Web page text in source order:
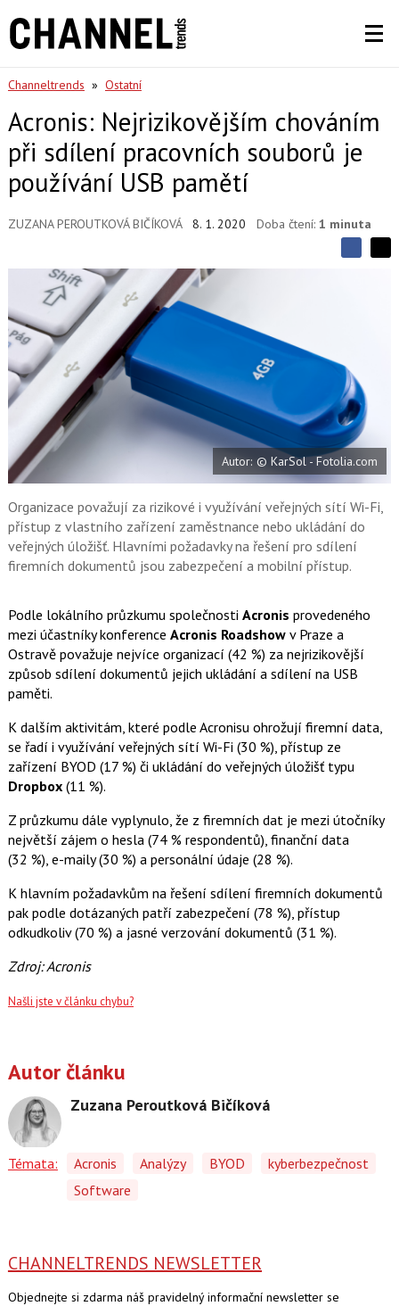
Channeltrends » Ostatní
Acronis: Nejrizikovějším chováním
při sdílení pracovních souborů je
používání USB pamětí
ZUZANA PEROUTKOVÁ BIČÍKOVÁ 8. 1. 2020 Doba čtení: 1 minuta
S
t
S
a
F
a
c
e
b
o
o
k
u
X
Autor: © KarSol - Fotolia.com
Organizace považují za rizikové i využívání veřejných sítí Wi-Fi,
přístup z vlastního zařízení zaměstnance nebo ukládání do
veřejných úložišť. Hlavními požadavky na řešení pro sdílení
firemních dokumentů jsou zabezpečení a mobilní přístup.
Podle lokálního průzkumu společnosti Acronis provedeného
mezi účastníky konference Acronis Roadshowv Praze a
Ostravě považuje nejvíce organizací (42 %) za nejrizikovější
způsob sdílení dokumentů jejich ukládání a sdílení na USB
paměti.
K dalším aktivitám, které podle Acronisu ohrožují firemní data,
se řadí i využívání veřejných sítí Wi-Fi (30 %), přístup ze
zařízení BYOD (17 %) či ukládání do veřejných úložišť typu
Dropbox (11 %).
Z průzkumu dále vyplynulo, že z firemních dat je mezi útočníky
největší zájem o hesla (74 % respondentů), finanční data
(32 %), e-maily (30 %) a personální údaje (28 %).
K hlavním požadavkům na řešení sdílení firemních dokumentů
pak podle dotázaných patří zabezpečení (78 %), přístup
odkudkoliv (70 %) a jasné verzování dokumentů (31 %).
Zdroj: Acronis
Našli jste v článku chybu?
Autor článku
Zuzana Peroutková Bičíková
Témata: Acronis Analýzy BYOD
kyberbezpečnost
Software
CHANNELTRENDS NEWSLETTER
Objednejte si zdarma náš pravidelný informační newsletter se